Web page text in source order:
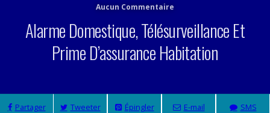
Aucun Commentaire
Alarme Domestique, Télésurveillance Et
Prime D’assurance Habitation
Partager Tweeter Épingler E-mail SMS